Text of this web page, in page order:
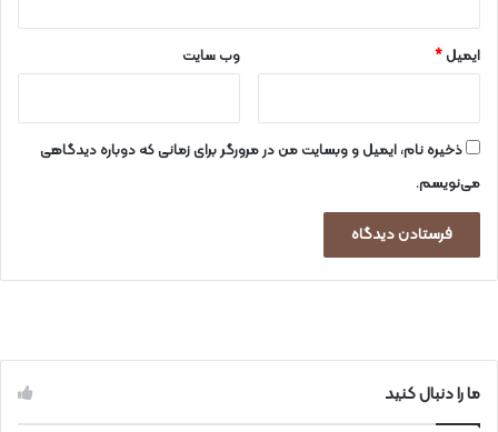
ایمیل* وب‌ سایت
ذخیره نام، ایمیل و وبسایت من در مرورگر برای زمانی که دوباره دیدگاهی
می‌نویسم.
ما را دنبال کنید